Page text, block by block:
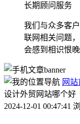
长期顾问服务
我们与众多客
联网相关问题
会感到相识恨晚
网
设计外贸网站哪个好
2024-12-01 00:47:41